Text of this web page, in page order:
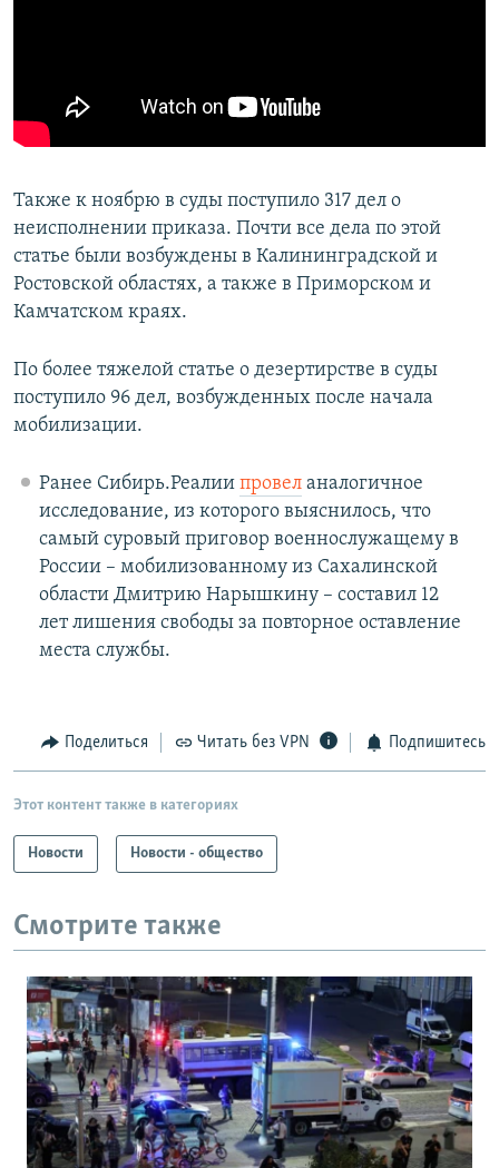
Также к ноябрю в суды поступило 317 дел о
неисполнении приказа. Почти все дела по этой
статье были возбуждены в Калининградской и
Ростовской областях, а также в Приморском и
Камчатском краях.
По более тяжелой статье о дезертирстве в суды
поступило 96 дел, возбужденных после начала
мобилизации.
Ранее Сибирь.Реалии провеланалогичное
исследование, из которого выяснилось, что
самый суровый приговор военнослужащему в
России – мобилизованному из Сахалинской
области Дмитрию Нарышкину – составил 12
лет лишения свободы за повторное оставление
места службы.
Поделиться Читать без VPN Подпишитесь
Этот контент также в категориях
Новости Новости - общество
Смотрите также